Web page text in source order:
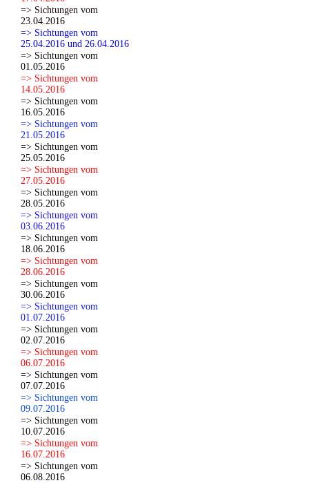
=> Sichtungen vom
23.04.2016
=> Sichtungen vom
25.04.2016 und 26.04.2016
=> Sichtungen vom
01.05.2016
=> Sichtungen vom
14.05.2016
=> Sichtungen vom
16.05.2016
=> Sichtungen vom
21.05.2016
=> Sichtungen vom
25.05.2016
=> Sichtungen vom
27.05.2016
=> Sichtungen vom
28.05.2016
=> Sichtungen vom
03.06.2016
=> Sichtungen vom
18.06.2016
=> Sichtungen vom
28.06.2016
=> Sichtungen vom
30.06.2016
=> Sichtungen vom
01.07.2016
=> Sichtungen vom
02.07.2016
=> Sichtungen vom
06.07.2016
=> Sichtungen vom
07.07.2016
=> Sichtungen vom
09.07.2016
=> Sichtungen vom
10.07.2016
=> Sichtungen vom
16.07.2016
=> Sichtungen vom
06.08.2016